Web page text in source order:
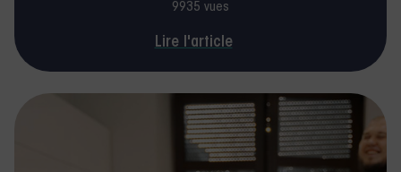
9935 vues
Lire l'article